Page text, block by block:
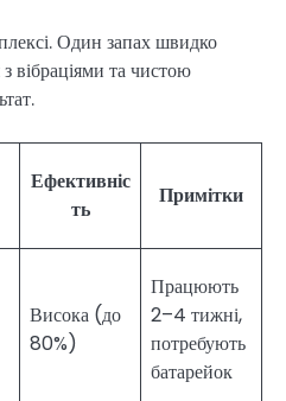
Один запах швидко
вібраціями та чистою
Ефективніс
ть
Примітки
Висока (до
80%)
Працюють
2–4 тижні,
потребують
батарейок